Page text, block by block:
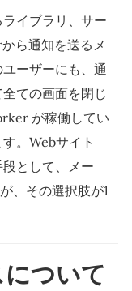
イブラリ、サー
ら通知を送るメ
ーザーにも、通
ての画面を閉じ
が稼働してい
。Webサイト
として、メー
、その選択肢が1
ついて